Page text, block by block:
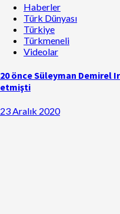
Haberler
Türk Dünyası
Türkiye
Türkmeneli
Videolar
20 önce Süleyman Demirel
etmişti
23 Aralık 2020